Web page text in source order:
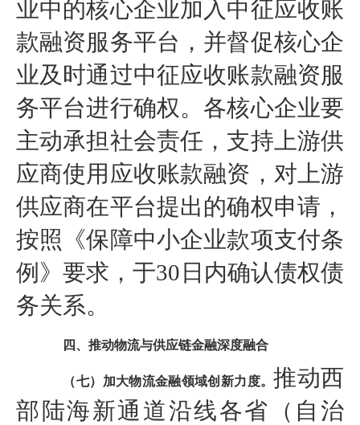
业中的核心企业加入中征应收账
款融资服务平台，并督促核心企
业及时通过中征应收账款融资服
务平台进行确权。各核心企业要
主动承担社会责任，支持上游供
应商使用应收账款融资，对上游
供应商在平台提出的确权申请，
按照《保障中小企业款项支付条
例》要求，于30日内确认债权债
务关系。
四、推动物流与供应链金融深度融合
（七）加大物流金融领域创新力度。推动西
部陆海新通道沿线各省（自治